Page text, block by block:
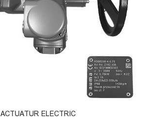
ACTUATUR ELECTRIC